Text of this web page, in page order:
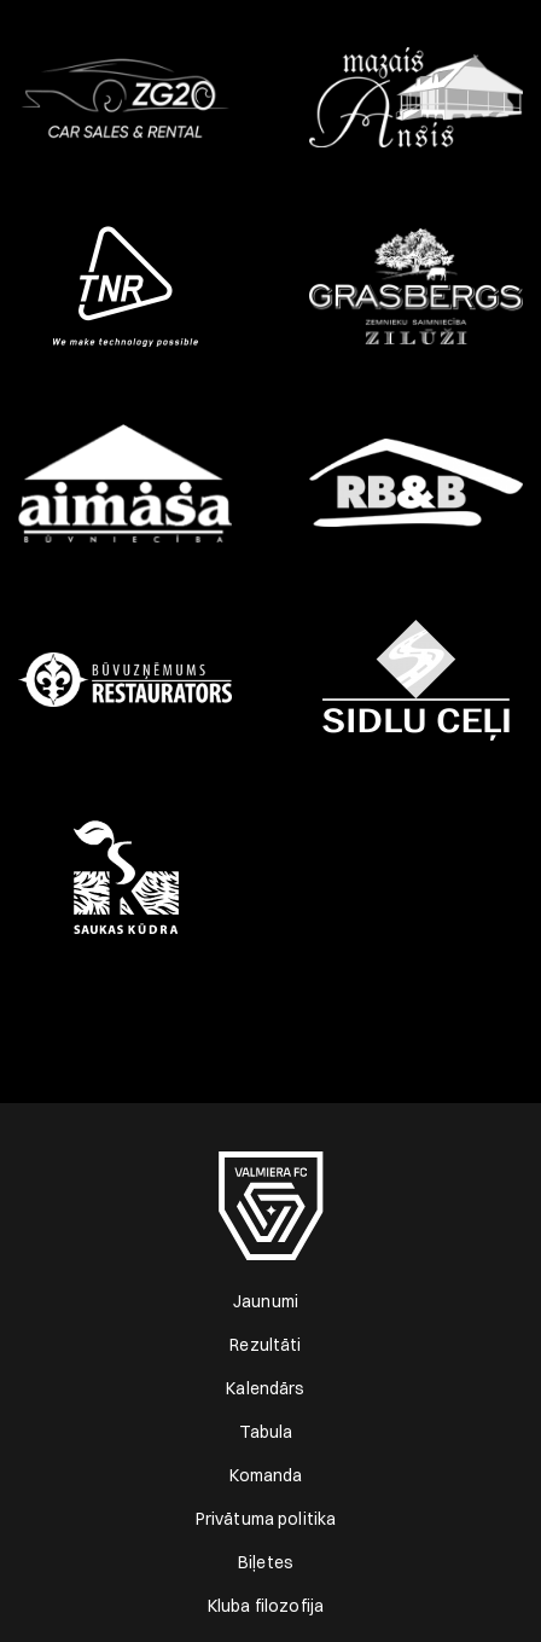
Jaunumi
Rezultāti
Kalendārs
Tabula
Komanda
Privātuma politika
Biļetes
Kluba filozofija